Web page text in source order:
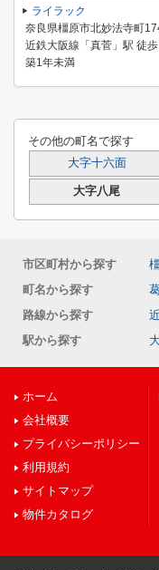
ライラック
奈良県橿原市北妙法寺町
近鉄大阪線「真菅」駅 徒
築1年未満
その他の町名で探す
大字十六面
大字八尾
市区町村から探す
町名から探す
路線から探す
駅から探す
ホーム
会社概要
プライバシーポリシー
利用規約
サイトマップ
物件カタログ